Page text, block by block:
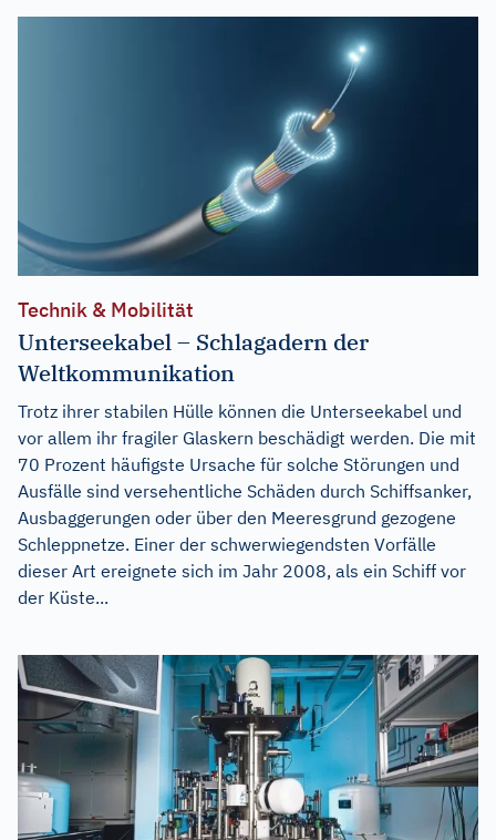
Technik & Mobilität
Unterseekabel – Schlagadern der
Weltkommunikation
Trotz ihrer stabilen Hülle können die Unterseekabel und
vor allem ihr fragiler Glaskern beschädigt werden. Die mit
70 Prozent häufigste Ursache für solche Störungen und
Ausfälle sind versehentliche Schäden durch Schiffsanker,
Ausbaggerungen oder über den Meeresgrund gezogene
Schleppnetze. Einer der schwerwiegendsten Vorfälle
dieser Art ereignete sich im Jahr 2008, als ein Schiff vor
der Küste...